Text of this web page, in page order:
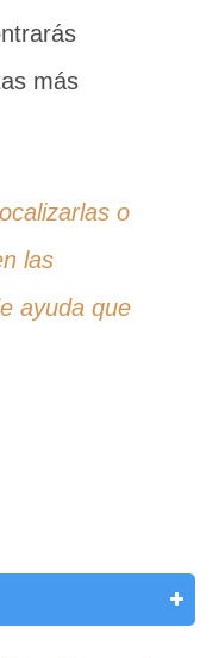
más
o
las
ayuda que